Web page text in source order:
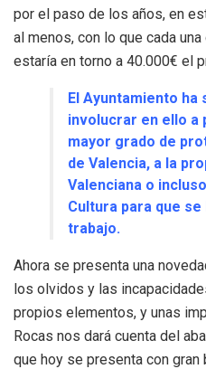
por el paso de los años, en
al menos, con lo que cada
estaría en torno a 40.000€ el
El Ayuntamiento ha
involucrar en ello a
mayor grado de
de Valencia, a la
Valenciana o
Cultura para que
trabajo.
Ahora se presenta una
los olvidos y las
propios elementos, y unas
Rocas nos dará cuenta del
que hoy se presenta con gran